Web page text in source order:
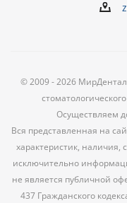
© 2009 - 2026
Осуществляем
Вся представленная на
характеристик, наличия,
исключительно
не является публичной
437 Гражданского